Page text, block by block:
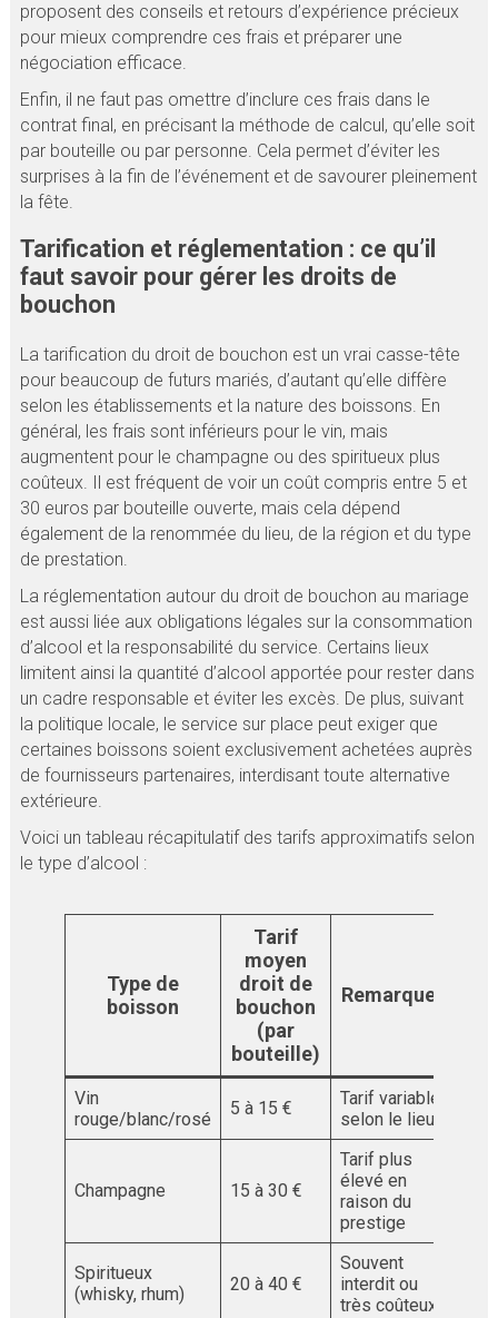
proposent des conseils et retours d’expérience précieux
pour mieux comprendre ces frais et préparer une
négociation efficace.
Enfin, il ne faut pas omettre d’inclure ces frais dans le
contrat final, en précisant la méthode de calcul, qu’elle soit
par bouteille ou par personne. Cela permet d’éviter les
surprises à la fin de l’événement et de savourer pleinement
la fête.
Tarification et réglementation : ce qu’il
faut savoir pour gérer les droits de
bouchon
La tarification du droit de bouchon est un vrai casse-tête
pour beaucoup de futurs mariés, d’autant qu’elle diffère
selon les établissements et la nature des boissons. En
général, les frais sont inférieurs pour le vin, mais
augmentent pour le champagne ou des spiritueux plus
coûteux. Il est fréquent de voir un coût compris entre 5 et
30 euros par bouteille ouverte, mais cela dépend
également de la renommée du lieu, de la région et du type
de prestation.
La réglementation autour du droit de bouchon au mariage
est aussi liée aux obligations légales sur la consommation
d’alcool et la responsabilité du service. Certains lieux
limitent ainsi la quantité d’alcool apportée pour rester dans
un cadre responsable et éviter les excès. De plus, suivant
la politique locale, le service sur place peut exiger que
certaines boissons soient exclusivement achetées auprès
de fournisseurs partenaires, interdisant toute alternative
extérieure.
Voici un tableau récapitulatif des tarifs approximatifs selon
le type d’alcool :
Type de
boisson
Tarif
moyen
droit de
bouchon
(par
bouteille)
Remarques
Vin
rouge/blanc/rosé
5 à 15 €
Tarif variable
selon le lieu
Champagne 15 à 30 €
Tarif plus
élevé en
raison du
prestige
Spiritueux
(whisky, rhum)
20 à 40 €
Souvent
interdit ou
très coûteux